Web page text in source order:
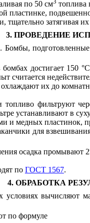
по 50 см
топлива
пластинке,
затягивая
3. ПРОВЕДЕНИЕ
Бомбы,
достигает
считается
их до
фильтруют
устанавливают в
и медных пластинок,
для
осадка промывают
по ГОСТ 1567.
4. ОБРАБОТКА
условиях
по формуле